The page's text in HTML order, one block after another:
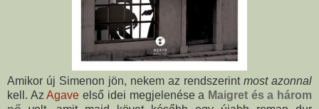
Amikor új Simenon jön, nekem az rendszerint most azonnal
kell. AzAgave első idei megjelenése a Maigret és a három